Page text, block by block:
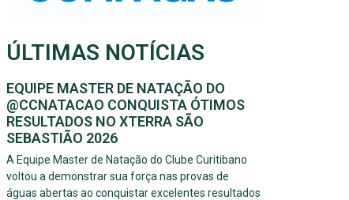
ÚLTIMAS NOTÍCIAS
EQUIPE MASTER DE NATAÇÃO DO
@CCNATACAO CONQUISTA ÓTIMOS
RESULTADOS NO XTERRA SÃO
SEBASTIÃO 2026
A Equipe Master de Natação do Clube Curitibano
voltou a demonstrar sua força nas provas de
águas abertas ao conquistar excelentes resultados